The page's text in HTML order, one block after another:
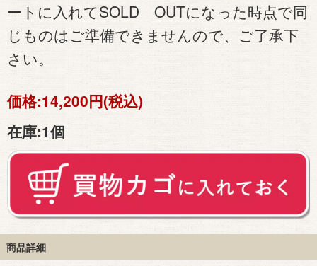
ートに入れてSOLD OUTになった時点で同
じものはご準備できませんので、ご了承下
さい。
価格:14,200円(税込)
在庫:1個
商品詳細